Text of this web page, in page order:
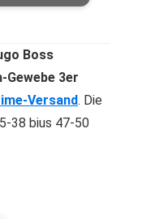
Boss
3er
Versand. Die
38 bius 47-50